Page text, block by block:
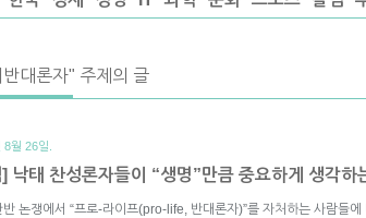
대론자" 주제의 글
월 26일.
] 낙태 찬성론자들이 “생명”만큼 중요하게 생각하
반 논쟁에서 “프로-라이프(pro-life, 반대론자)”를 자처하는 사람들에